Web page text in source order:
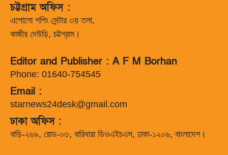
চট্টগ্রাম অফিস :
এপোলো শপিং সেন্টার ৩য় তলা,
কাজীর দেউড়ি, চট্টগ্রাম।
Editor and Publisher : A F M Borhan
Phone: 01640-754545
Email :
starnews24desk@gmail.com
ঢাকা অফিস :
বাড়ি-২৬৯, রোড-০৩, বারিধারা ডিওএইচএস, ঢাকা-১২০৬, বাংলাদেশ।